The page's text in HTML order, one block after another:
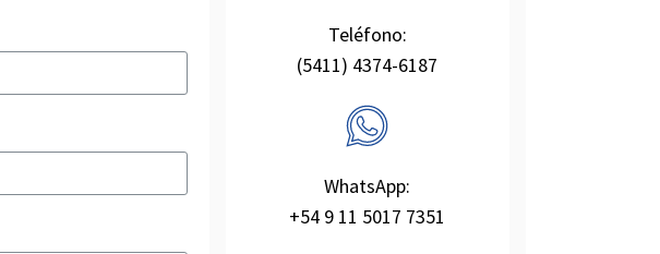
Teléfono:
(5411) 4374-6187
WhatsApp:
+54 9 11 5017 7351